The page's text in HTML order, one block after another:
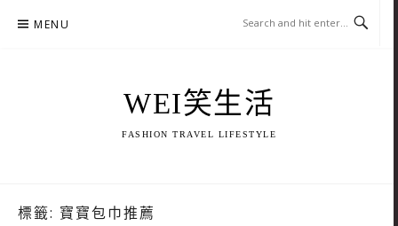
MENU
WEI笑生活
FASHION TRAVEL LIFESTYLE
標籤: 寶寶包巾推薦